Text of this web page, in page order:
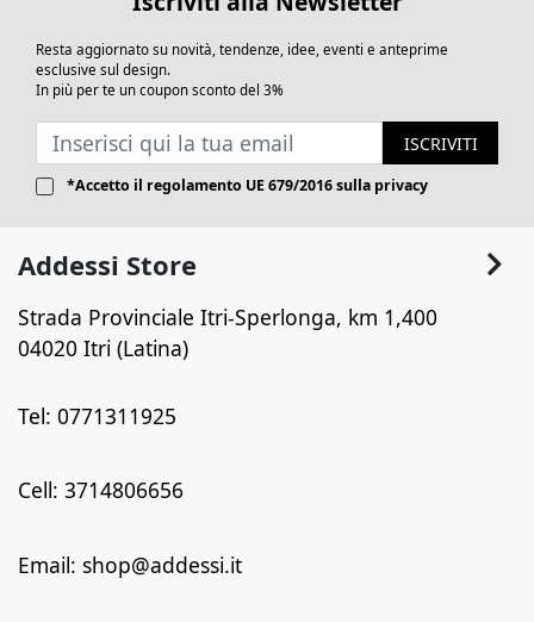
sottovalutati, svolgono un ruolo
fondamentale per la sicurezza, l'efficienza e
il comfort degli impianti idraulici e termici.
Scegliere il vaso giusto e mantenerlo
correttamente significa garantire anni di
funzionamento senza pensieri.
Resta aggiornato su novità, tendenze, idee, eventi e anteprime
esclusive sul design.
In più per te un coupon sconto del 3%
ISCRIVITI
*Accetto il regolamento UE 679/2016sulla privacy
Addessi Store
Strada Provinciale Itri-Sperlonga, km 1,400
04020 Itri (Latina)
Tel: 0771311925
Cell: 3714806656
Email: shop@addessi.it